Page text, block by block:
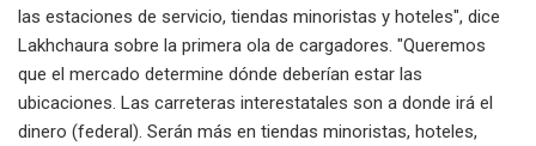
las estaciones de servicio, tiendas minoristas y hoteles", dice
Lakhchaura sobre la primera ola de cargadores. "Queremos
que el mercado determine dónde deberían estar las
ubicaciones. Las carreteras interestatales son a donde irá el
dinero (federal). Serán más en tiendas minoristas, hoteles,